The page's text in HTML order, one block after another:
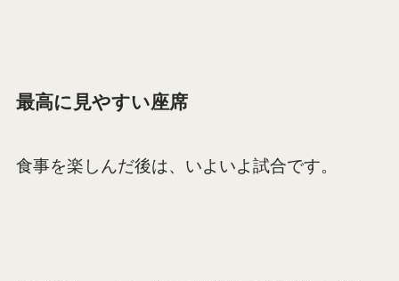
最高に見やすい座席
食事を楽しんだ後は、いよいよ試合です。